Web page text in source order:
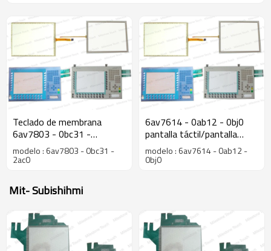
Teclado de membrana
6av7803 - 0bc31 -
2ac0/6av7803 - 0bc31 -
2ac0 teclado de membrana
modelo : 6av7803 - 0bc31 -
2ac0
6av7614 - 0ab12 - 0bj0
pantalla táctil/pantalla
táctil 6av7614 - 0ab12 -
0bj0 panel pc 670 15" táctil
modelo : 6av7614 - 0ab12 -
0bj0
Mit- Subishihmi